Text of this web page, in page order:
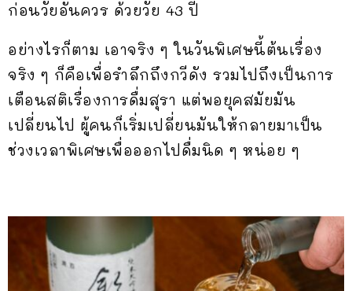
ก่อนวัยอันควร ด้วยวัย 43 ปี
อย่างไรก็ตาม เอาจริง ๆ ในวันพิเศษนี้ต้นเรื่อง
จริง ๆ ก็คือเพื่อรำลึกถึงกวีดัง รวมไปถึงเป็นการ
เตือนสติเรื่องการดื่มสุรา แต่พอยุคสมัยมัน
เปลี่ยนไป ผู้คนก็เริ่มเปลี่ยนมันให้กลายมาเป็น
ช่วงเวลาพิเศษเพื่อออกไปดื่มนิด ๆ หน่อย ๆ